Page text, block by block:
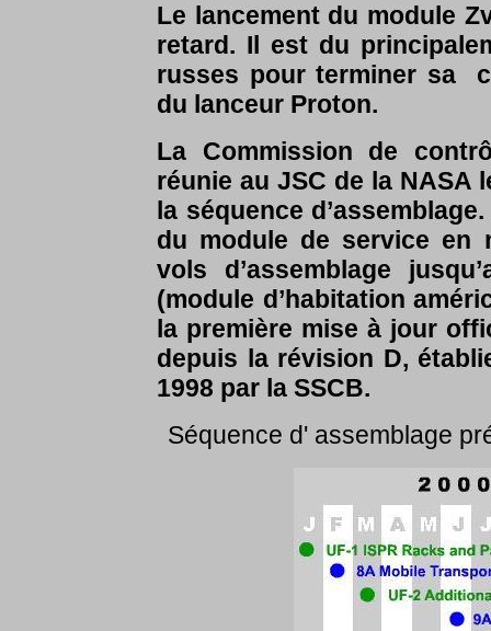
Le lancement du module
retard. Il est du
russes pour terminer sa
du lanceur Proton.
La Commission de
réunie au JSC de la NASA
la séquence
du module de service en
vols d’assemblage
(module d’habitation
la première mise à jour
depuis la révision D,
1998 par la SSCB.
Séquence d' assemblage